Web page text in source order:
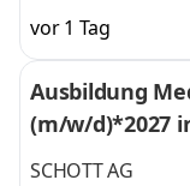
vor 1 Tag
Ausbildung
(m/w/d)*2027
SCHOTT AG